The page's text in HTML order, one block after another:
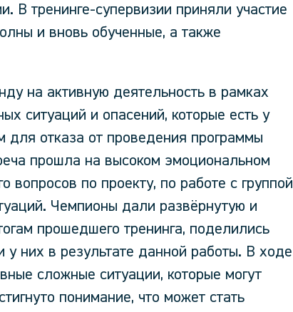
В тренинге-супервизии приняли участие
и вновь обученные, а также
на активную деятельность в рамках
ситуаций и опасений, которые есть у
для отказа от проведения программы
прошла на высоком эмоциональном
вопросов по проекту, по работе с группой
Чемпионы дали развёрнутую и
прошедшего тренинга, поделились
них в результате данной работы. В ходе
сложные ситуации, которые могут
понимание, что может стать